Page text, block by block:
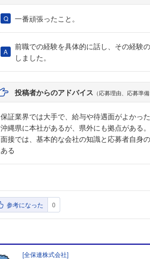
一番頑張ったこと。
前職での経験を具体的に話し、その経験
しました。
投稿者からのアドバイス （応募理由、応募準
保証業界では大手で、給与や待遇面がよかった
沖縄県に本社があるが、県外にも拠点がある
面接では、基本的な会社の知識と応募者自身
ある
参考になった 0
[全保連株式会社]